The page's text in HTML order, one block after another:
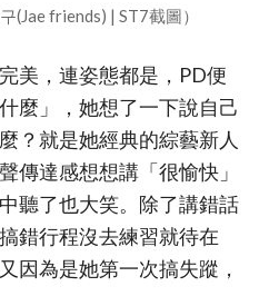
(Jae friends) | ST7截圖）
美，連姿態都是，PD便
麼」，她想了一下說自己
？就是她經典的綜藝新人
傳達感想想講「很愉快」
聽了也大笑。除了講錯話
錯行程沒去練習就待在
因為是她第一次搞失蹤，